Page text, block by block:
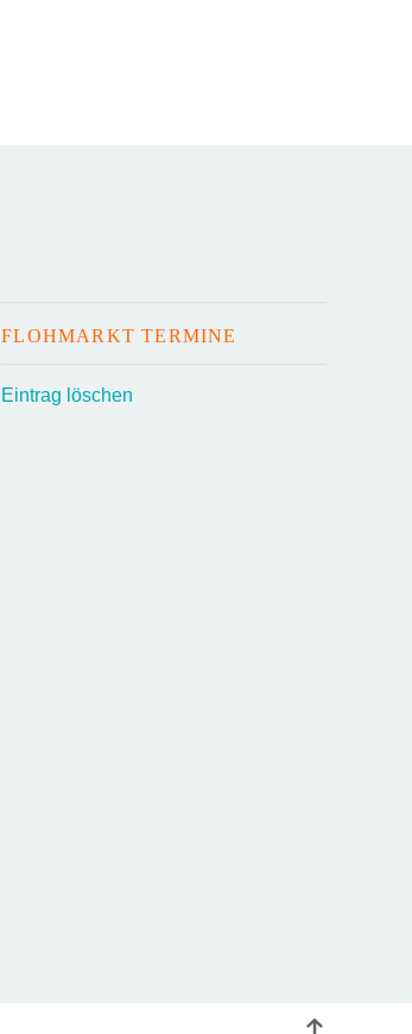
FLOHMARKT TERMINE
Eintrag löschen